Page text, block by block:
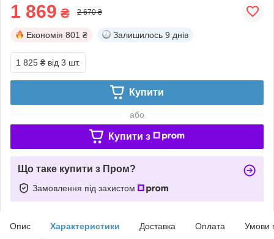
1 869 ₴ 2 670 ₴
Економія 801 ₴ Залишилось 9 днів
1 825 ₴ від 3 шт.
Купити
або
Купити з
Що таке купити з Пром?
Замовлення під захистом
Опис Характеристики Доставка Оплата Умови